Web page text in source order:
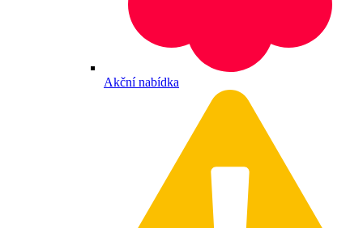
Akční nabídka